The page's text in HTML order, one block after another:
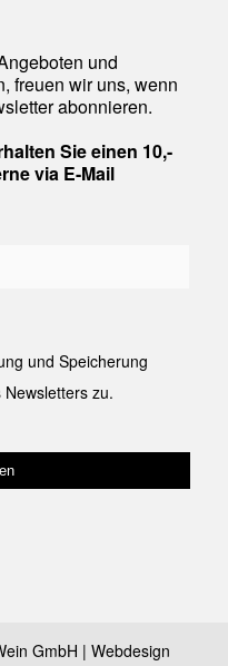
und
freuen wir uns, wenn
abonnieren.
Sie einen 10,-
via E-Mail
und Speicherung
zu.
GmbH | Webdesign